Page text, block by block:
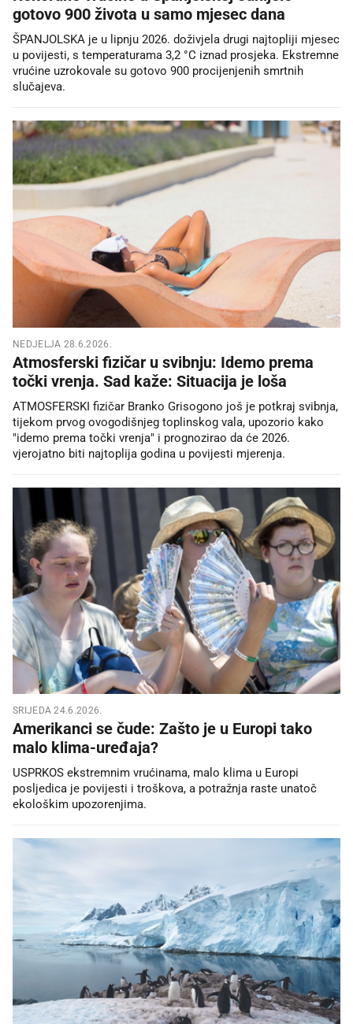
gotovo 900 života u samo mjesec dana
ŠPANJOLSKA je u lipnju 2026. doživjela drugi najtopliji mjesec
u povijesti, s temperaturama 3,2 °C iznad prosjeka. Ekstremne
vrućine uzrokovale su gotovo 900 procijenjenih smrtnih
slučajeva.
NEDJELJA 28.6.2026.
Atmosferski fizičar u svibnju: Idemo prema
točki vrenja. Sad kaže: Situacija je loša
ATMOSFERSKI fizičar Branko Grisogono još je potkraj svibnja,
tijekom prvog ovogodišnjeg toplinskog vala, upozorio kako
"idemo prema točki vrenja" i prognozirao da će 2026.
vjerojatno biti najtoplija godina u povijesti mjerenja.
SRIJEDA 24.6.2026.
Amerikanci se čude: Zašto je u Europi tako
malo klima-uređaja?
USPRKOS ekstremnim vrućinama, malo klima u Europi
posljedica je povijesti i troškova, a potražnja raste unatoč
ekološkim upozorenjima.